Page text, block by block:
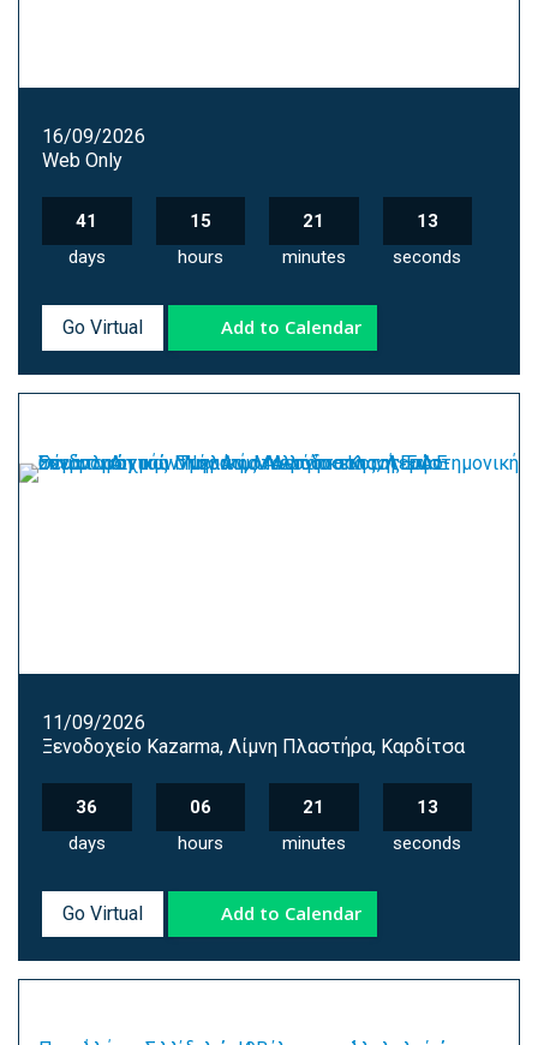
16/09/2026
Web Only
41
days
15
hours
21
minutes
12
seconds
Go Virtual Add to Calendar
11/09/2026
Ξενοδοχείο Kazarma, Λίμνη Πλαστήρα, Καρδίτσα
36
days
06
hours
21
minutes
12
seconds
Go Virtual Add to Calendar